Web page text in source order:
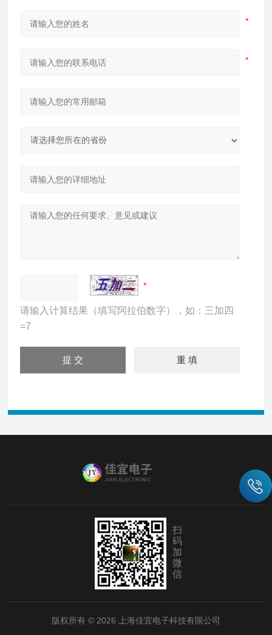
请输入计算结果（填写阿拉伯数字），如：三加四
=7
扫
码
加
微
信
版权所有 © 2026 上海佳宜电子科技有限公司